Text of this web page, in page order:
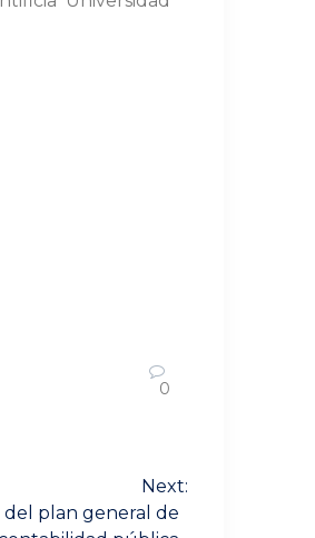
0
Next:
del plan general de